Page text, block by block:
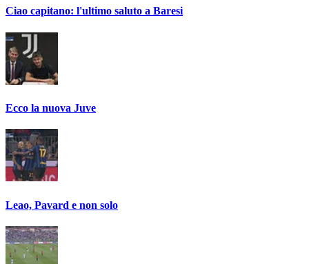
Ciao capitano: l'ultimo saluto a Baresi
Ecco la nuova Juve
Leao, Pavard e non solo